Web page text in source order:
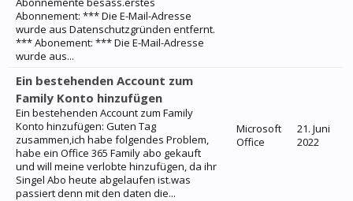
Abonnement: *** Die E-Mail-Adresse
wurde aus Datenschutzgründen entfernt.
*** Abonement: *** Die E-Mail-Adresse
wurde aus...
Ein bestehenden Account zum
Family Konto hinzufügen
Ein bestehenden Account zum Family
Konto hinzufügen: Guten Tag
zusammen,ich habe folgendes Problem,
habe ein Office 365 Family abo gekauft
und will meine verlobte hinzufügen, da ihr
Singel Abo heute abgelaufen ist.was
passiert denn mit den daten die...
Microsoft
Office
21. Juni
2022